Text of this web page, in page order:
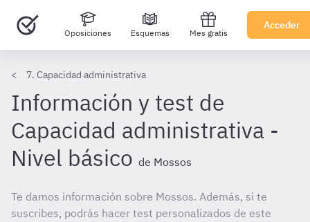
Oposiciones Esquemas Mes gratis
Acceder
7. Capacidad administrativa
Información y test de
Capacidad administrativa -
Nivel básico de Mossos
Te damos información sobre Mossos. Además, si te
suscribes, podrás hacer test personalizados de este